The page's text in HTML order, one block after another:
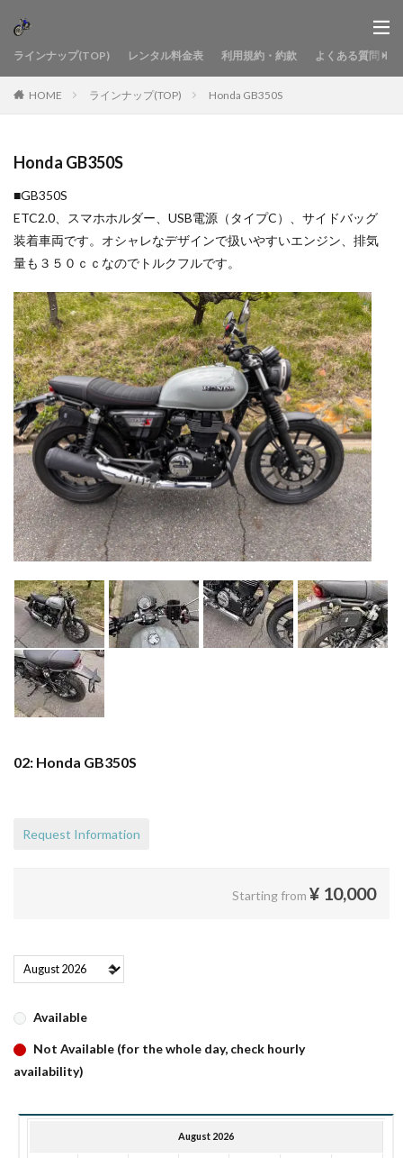
ラインナップ(TOP) レンタル料金表 利用規約・約款 よくある質問
HOME ラインナップ(TOP) Honda GB350S
Honda GB350S
■GB350S
ETC2.0、スマホホルダー、USB電源（タイプC）、サイドバッグ
装着車両です。オシャレなデザインで扱いやすいエンジン、排気
量も３５０ｃｃなのでトルクフルです。
02: Honda GB350S
Request Information
Starting from ¥ 10,000
Available
Not Available (for the whole day, check hourly
availability)
August 2026